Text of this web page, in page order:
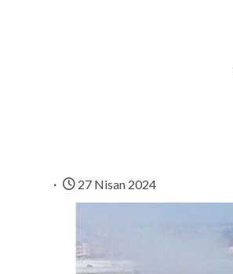
27 Nisan 2024